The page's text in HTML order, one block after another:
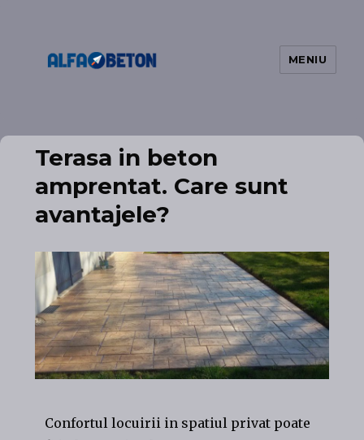
MENIU
Terasa in beton
amprentat. Care sunt
avantajele?
Confortul locuirii in spatiul privat poate